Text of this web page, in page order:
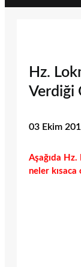
Hz.
Verdiği
03 Ekim
Aşağıda Hz.
neler kısaca